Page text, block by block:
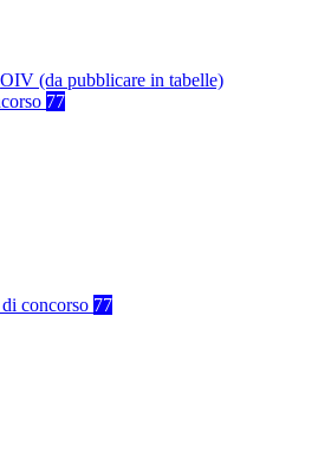
OIV (da pubblicare in tabelle)
77
concorso 77